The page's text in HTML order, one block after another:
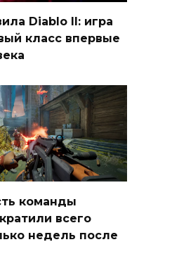
Diablo II: игра
класс впервые
команды
всего
недель после